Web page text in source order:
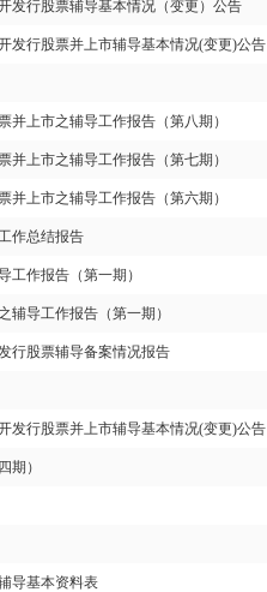
发行股票辅导基本情况（变更）公告
发行股票并上市辅导基本情况(变更)公告
上市之辅导工作报告（第八期）
上市之辅导工作报告（第七期）
上市之辅导工作报告（第六期）
作总结报告
工作报告（第一期）
导工作报告（第一期）
行股票辅导备案情况报告
发行股票并上市辅导基本情况(变更)公告
期）
导基本资料表